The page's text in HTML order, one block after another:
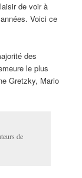
de voir à
Voici ce
des
le plus
Gretzky, Mario
de